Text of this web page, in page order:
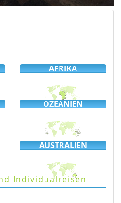
AFRIKA
OZEANIEN
AUSTRALIEN
Individualreisen